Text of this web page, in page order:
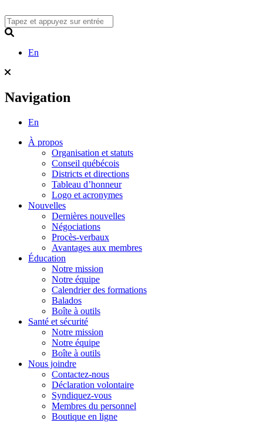
to
content
En
Navigation
En
À propos
Organisation et statuts
Conseil québécois
Districts et directions
Tableau d’honneur
Logo et acronymes
Nouvelles
Dernières nouvelles
Négociations
Procès-verbaux
Avantages aux membres
Éducation
Notre mission
Notre équipe
Calendrier des formations
Balados
Boîte à outils
Santé et sécurité
Notre mission
Notre équipe
Boîte à outils
Nous joindre
Contactez-nous
Déclaration volontaire
Syndiquez-vous
Membres du personnel
Boutique en ligne